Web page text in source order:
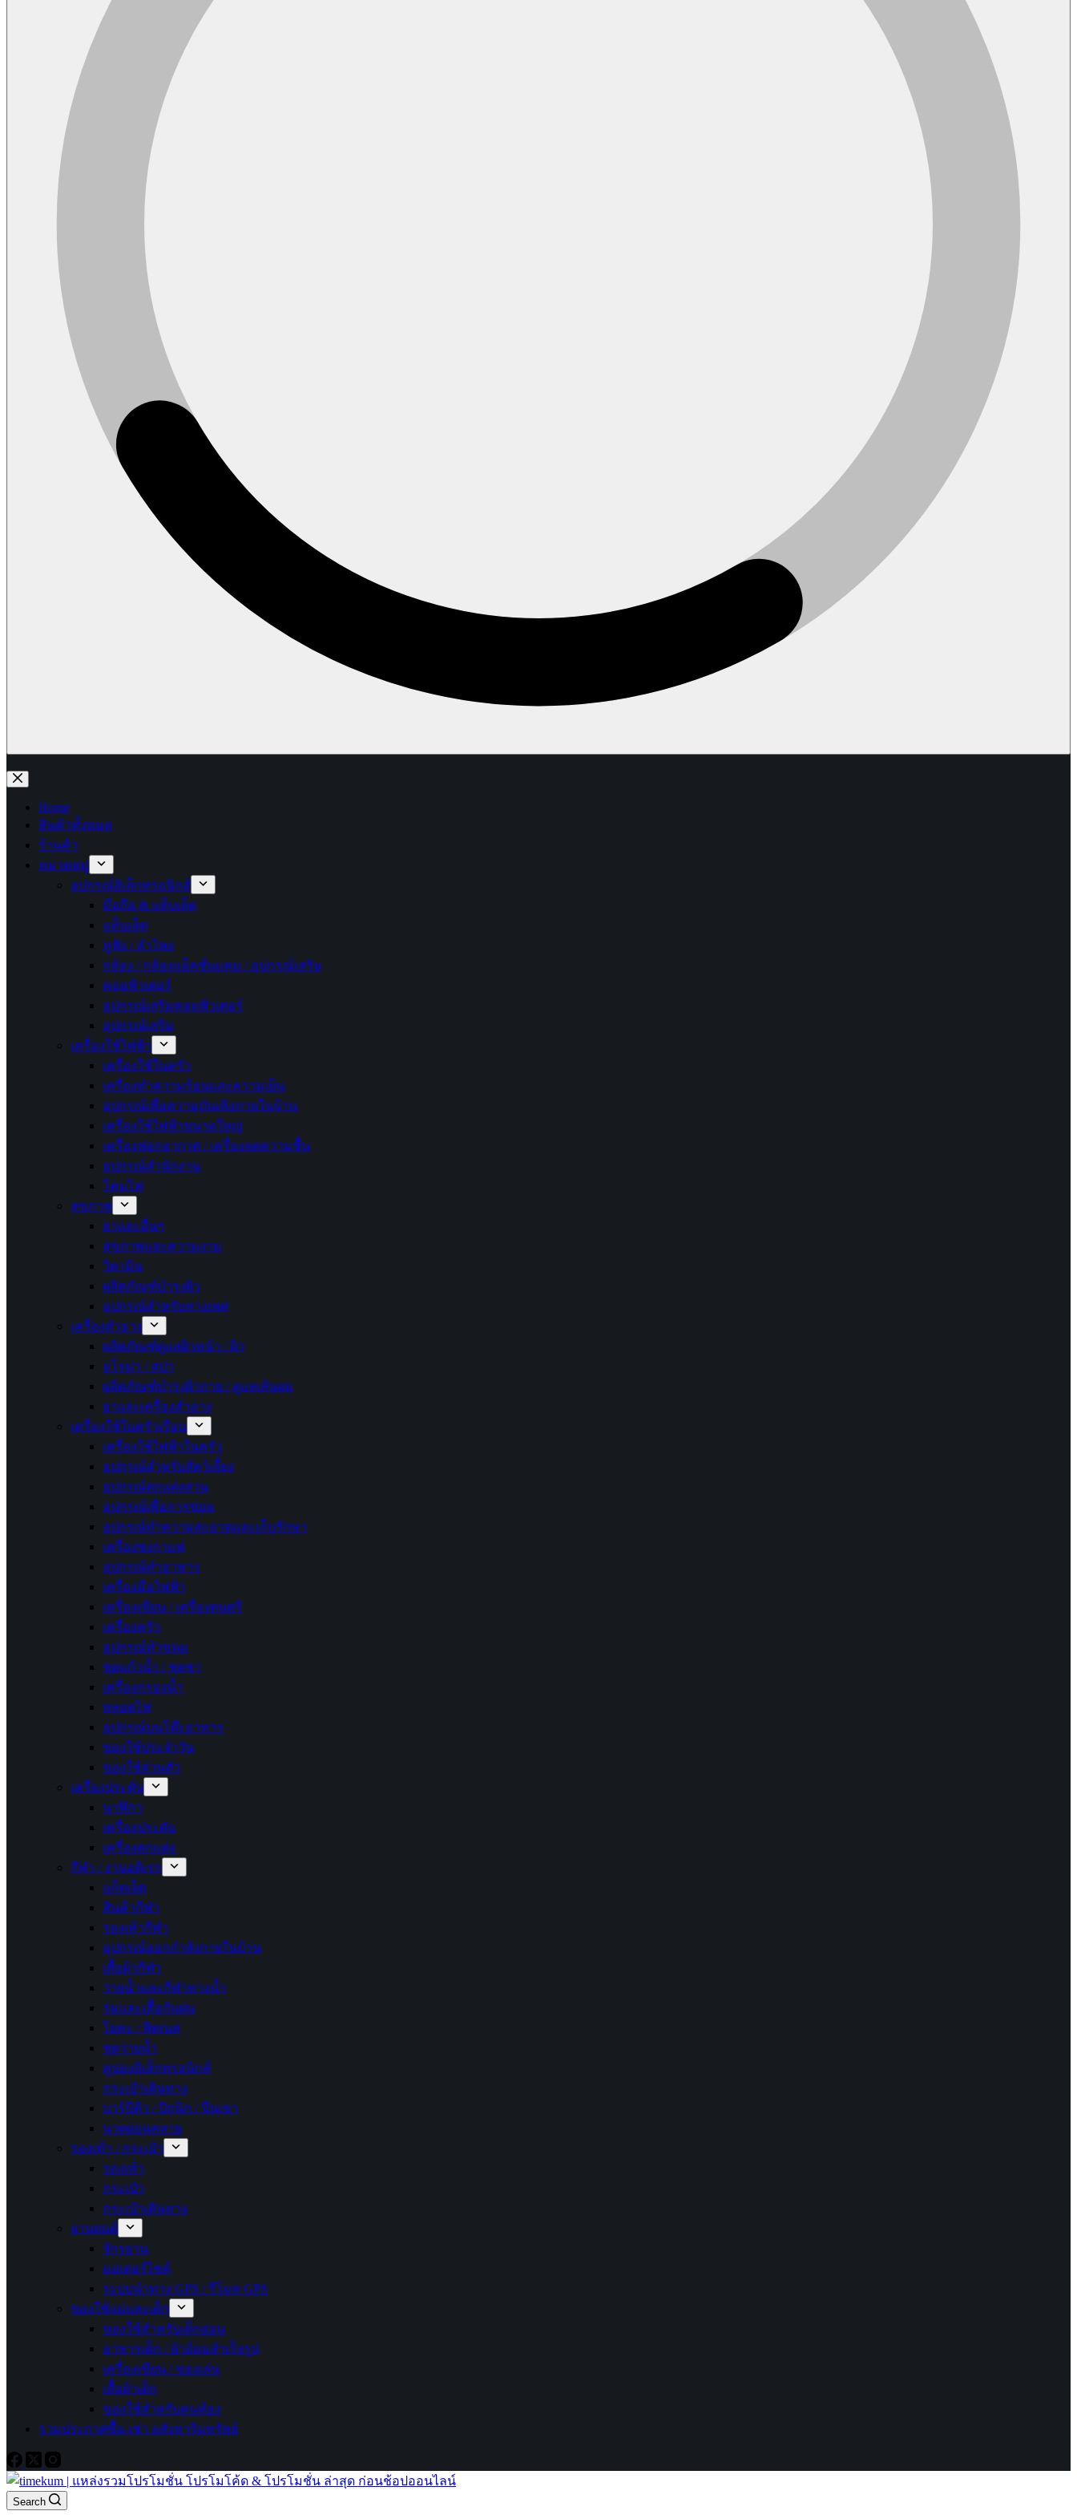
No
results
Home
สินค้าทั้งหมด
ร้านค้า
หมวดหมู่
อุปกรณ์อิเล็กทรอนิกส์
มือถือ & แท็บเล็ต
แท็บเล็ต
หูฟัง / ลำโพง
กล้อง / กล้องแอ็คชั่นแคม / อุปกรณ์เสริม
คอมพิวเตอร์
อุปกรณ์เสริมคอมพิวเตอร์
อุปกรณ์เสริม
เครื่องใช้ไฟฟ้า
เครื่องใช้ในครัว
เครื่องทำความร้อนและความเย็น
อุปกรณ์เพื่อความบันเทิงภายในบ้าน
เครื่องใช้ไฟฟ้าขนาดใหญ่
เครื่องฟอกอากาศ / เครื่องลดความชื้น
อุปกรณ์สำนักงาน
โคมไฟ
สุขภาพ
ยาและอื่นๆ
สุขภาพและความงาม
วิตามิน
ผลิตภัณฑ์บำรุงผิว
อุปกรณ์สำหรับทางเพศ
เครื่องสำอาง
ผลิตภัณฑ์ดูแลผิวหน้า / ผิว
อโรม่า / สปา
ผลิตภัณฑ์บำรุงผิวกาย / ดูแลเส้นผม
ยาและเครื่องสำอาง
เครื่องใช้ในครัวเรือน
เครื่องใช้ไฟฟ้าในครัว
อุปกรณ์สำหรับสัตว์เลี้ยง
อุปกรณ์ตกแต่งสวน
อุปกรณ์เพื่อการซ่อม
อุปกรณ์ทำความสะอาดและเก็บรักษา
เครื่องชงกาแฟ
อุปกรณ์ทำอาหาร
เครื่องมือไฟฟ้า
เครื่องเขียน / เครื่องดนตรี
เครื่องครัว
อุปกรณ์ทำขนม
ชุดแก้วน้ำ / ชุดชา
เครื่องกรองน้ำ
หลอดไฟ
อุปกรณ์บนโต๊ะอาหาร
ของใช้ประจำวัน
ของใช้ส่วนตัว
เครื่องประดับ
นาฬิกา
เครื่องประดับ
เครื่องตกแต่ง
กีฬา / งานอดิเรก
แก็ดเจ็ต
สินค้ากีฬา
รองเท้ากีฬา
อุปกรณ์ออกกำลังกายในบ้าน
เสื้อผ้ากีฬา
ว่ายน้ำและกีฬาทางน้ำ
ร่มและเสื้อกันฝน
โยคะ / ฟิตเนส
ชุดว่ายน้ำ
คูปองอิเล็กทรอนิกส์
กระเป๋าเดินทาง
บาร์บีคิว / ปิกนิก / ปีนเขา
นวดผ่อนคลาย
รองเท้า / กระเป๋า
รองเท้า
กระเป๋า
กระเป๋าเดินทาง
ยานยนต์
จักรยาน
มอเตอร์ไซค์
ระบบนำทาง GPS / รีโมท GPS
ของใช้แม่และเด็ก
ของใช้สำหรับเด็กอ่อน
อาหารเด็ก / ผ้าอ้อมสำเร็จรูป
เครื่องเขียน / ของเล่น
เสื้อผ้าเด็ก
ของใช้สำหรับคนท้อง
รวมประกาศซื้อ-เช่า อสังหาริมทรัพย์
Search